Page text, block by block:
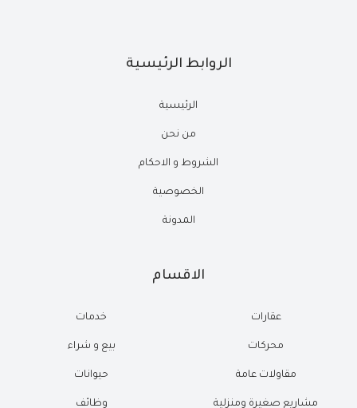
الروابط الرئيسية
الرئيسية
من نحن
الشروط و الاحكام
الخصوصية
المدونة
الاقسام
عقارات
محركات
مقاولات عامة
مشاريع صغيرة ومنزلية
خدمات
بيع و شراء
حيوانات
وظائف